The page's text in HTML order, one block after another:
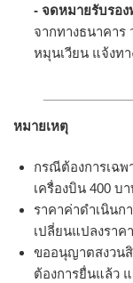
- จดหมายรับรอง
จากทางธนาคาร
หมุนเวียน แจ้งท
หมายเหตุ
กรณีต้องการเฉพ
เครื่องบิน 400 บ
ราคาค่าดำเนินก
เปลี่ยนแปลงราค
ขออนุญาตสงวน
ต้องการยื่นแล้ว